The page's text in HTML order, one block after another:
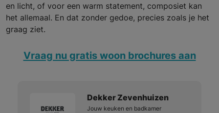
en licht, of voor een warm statement, composiet kan
het allemaal. En dat zonder gedoe, precies zoals je het
graag ziet.
Vraag nu gratis woon brochures aan
Dekker Zevenhuizen
Jouw keuken en badkamer